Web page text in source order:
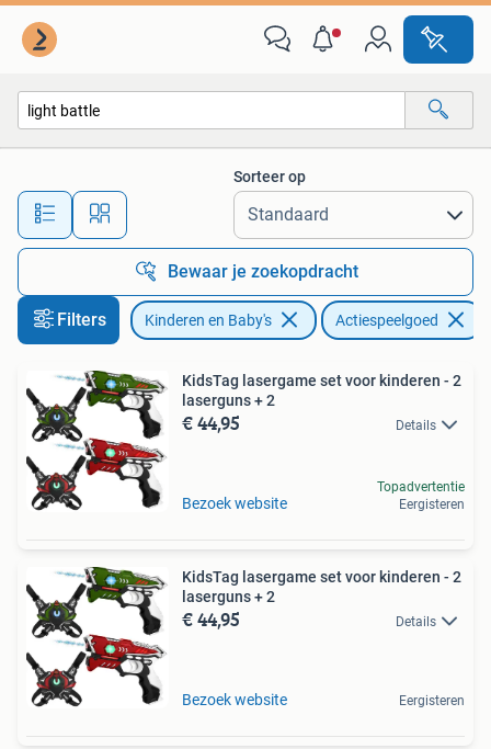
Alle afstanden…
Sorteer op
Bewaar je zoekopdracht
Filters Kinderen en Baby's Actiespeelgoed
KidsTag lasergame set voor kinderen - 2
laserguns + 2
€ 44,95 Details
Bezoek website
Topadvertentie
Eergisteren
KidsTag lasergame set voor kinderen - 2
laserguns + 2
€ 44,95 Details
Bezoek website Eergisteren